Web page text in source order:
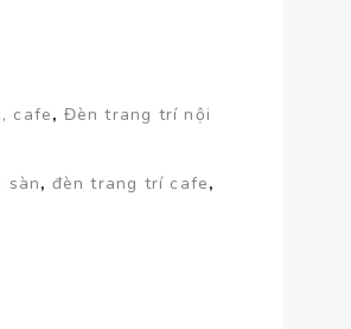
cafe, Đèn trang trí nội
sàn, đèn trang trí cafe,